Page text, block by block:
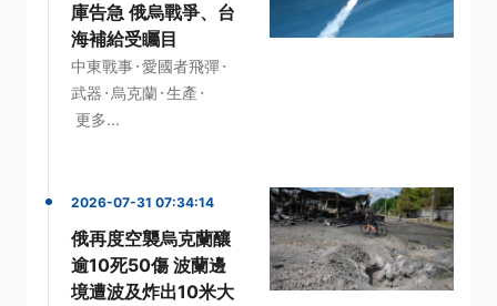
庫告急 俄烏戰爭、台
海補給受矚目
中東戰事·愛國者飛彈·
武器 · 烏克蘭·生產 ·
更多...
2026-07-31 07:34:14
俄再度空襲烏克蘭釀
逾10死50傷 波蘭邊
境遭波及炸出10米大